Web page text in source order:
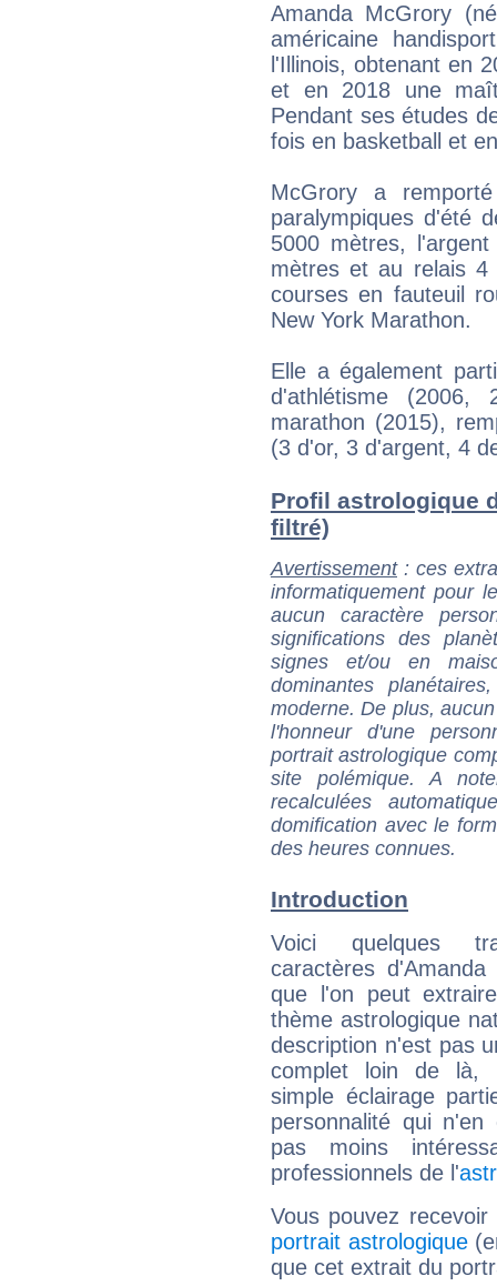
Amanda McGrory
américaine
l'Illinois, obtenant en
et en 2018 une
Pendant ses études
fois en basketball et
McGrory a
paralympiques d'été
5000 mètres,
mètres et au relais
courses en fauteuil
New York Marathon.
Elle a également
d'athlétisme
marathon (2015),
(3 d'or, 3 d'argent, 4
Profil astrologique
filtré)
Avertissement: ces
informatiquement pour
aucun caractère
significations des
signes et/ou en
dominantes
moderne. De plus,
l'honneur d'une
portrait astrologique
site polémique. A
recalculées
domification avec le
des heures connues.
Introduction
Voici quelques
caractères d'Amanda
que l'on peut
thème astrologique
description n'est pas
complet loin de là,
simple éclairage
personnalité qui n'en
pas moins
professionnels de l'
Vous pouvez
portrait astrologique
que cet extrait du